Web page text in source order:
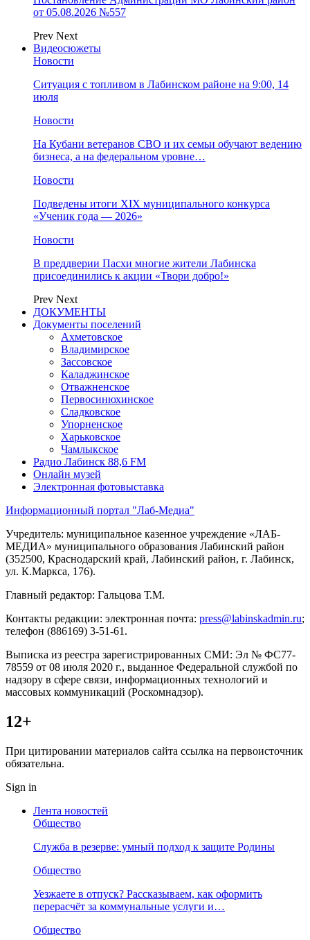
от 05.08.2026 №557
Prev Next
Видеосюжеты
Новости
Ситуация с топливом в Лабинском районе на 9:00, 14
июля
Новости
На Кубани ветеранов СВО и их семьи обучают ведению
бизнеса, а на федеральном уровне…
Новости
Подведены итоги XIX муниципального конкурса
«Ученик года — 2026»
Новости
В преддверии Пасхи многие жители Лабинска
присоединились к акции «Твори добро!»
Prev Next
ДОКУМЕНТЫ
Документы поселений
Ахметовское
Владимирское
Зассовское
Каладжинское
Отважненское
Первосинюхинское
Сладковское
Упорненское
Харьковское
Чамлыкское
Радио Лабинск 88,6 FM
Онлайн музей
Электронная фотовыставка
Информационный портал "Лаб-Медиа"
Учредитель: муниципальное казенное учреждение «ЛАБ-
МЕДИА» муниципального образования Лабинский район
(352500, Краснодарский край, Лабинский район, г. Лабинск,
ул. К.Маркса, 176).
Главный редактор: Гальцова Т.М.
Контакты редакции: электронная почта: press@labinskadmin.ru;
телефон (886169) 3-51-61.
Выписка из реестра зарегистрированных СМИ: Эл № ФС77-
78559 от 08 июля 2020 г., выданное Федеральной службой по
надзору в сфере связи, информационных технологий и
массовых коммуникаций (Роскомнадзор).
12+
При цитировании материалов сайта ссылка на первоисточник
обязательна.
Sign in
Лента новостей
Общество
Служба в резерве: умный подход к защите Родины
Общество
Уезжаете в отпуск? Рассказываем, как оформить
перерасчёт за коммунальные услуги и…
Общество